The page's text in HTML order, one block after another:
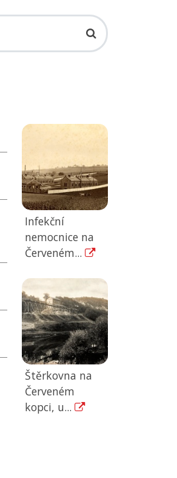
Infekční
nemocnice na
Červeném...
Štěrkovna na
Červeném
kopci, u...